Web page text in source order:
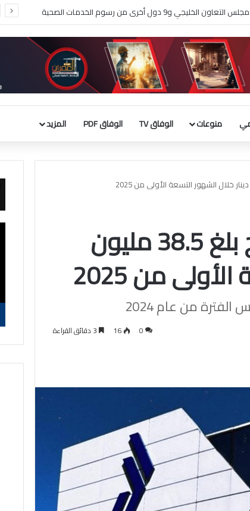
فعاليات «نادي المبدعين» للأطفال ضمن مهرجان «صيفي ثقافي 18»
منوعات الوفاق TV الوفاق PDF المزيد
بنك وربة حقق صافي ربح بلغ 38.5 مليون
من 2025
0
16